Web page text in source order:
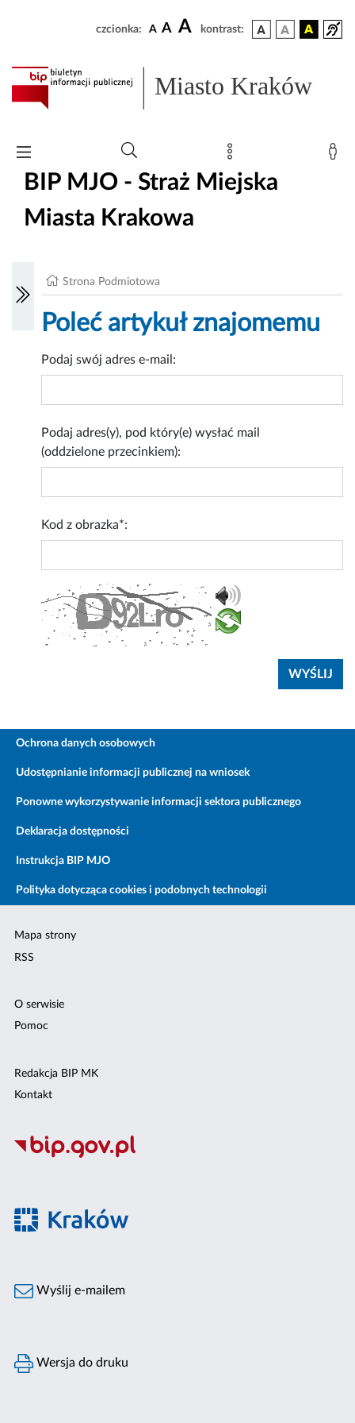
czcionka: A A A kontrast:
Miasto Kraków
BIP MJO - Straż Miejska
Miasta Krakowa
Strona Podmiotowa
Poleć artykuł znajomemu
Podaj swój adres e-mail:
Podaj adres(y), pod który(e) wysłać mail
(oddzielone przecinkiem):
Kod z obrazka*:
Ochrona danych osobowych
Udostępnianie informacji publicznej na wniosek
Ponowne wykorzystywanie informacji sektora publicznego
Deklaracja dostępności
Instrukcja BIP MJO
Polityka dotycząca cookies i podobnych technologii
Mapa strony
RSS
O serwisie
Pomoc
Redakcja BIP MK
Kontakt
Wyślij e-mailem
Wersja do druku